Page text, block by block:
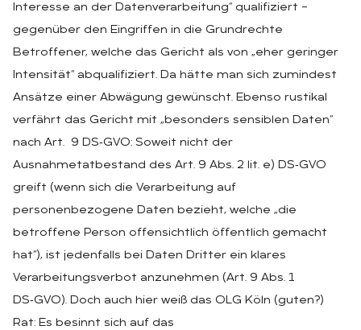
Interesse an der Datenverarbeitung“ qualifiziert –
gegenüber den Eingriffen in die Grundrechte
Betroffener, welche das Gericht als von „eher geringer
Intensität“ abqualifiziert. Da hätte man sich zumindest
Ansätze einer Abwägung gewünscht. Ebenso rustikal
verfährt das Gericht mit „besonders sensiblen Daten“
nach Art. 9 DS‑GVO: Soweit nicht der
Ausnahmetatbestand des Art. 9 Abs. 2 lit. e) DS‑GVO
greift (wenn sich die Verarbeitung auf
personenbezogene Daten bezieht, welche „die
betroffene Person offensichtlich öffentlich gemacht
hat“), ist jedenfalls bei Daten Dritter ein klares
Verarbeitungsverbot anzunehmen (Art. 9 Abs. 1
DS‑GVO). Doch auch hier weiß das OLG Köln (guten?)
Rat: Es besinnt sich auf das